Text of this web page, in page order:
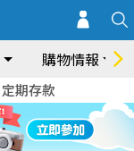
購物情報
定期存款